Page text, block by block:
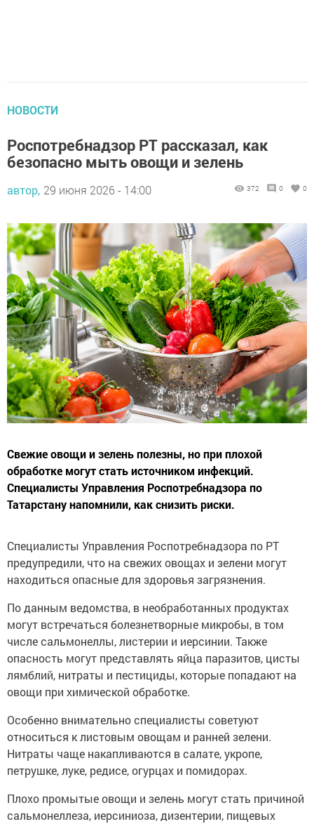
НОВОСТИ
Роспотребнадзор РТ рассказал, как
безопасно мыть овощи и зелень
автор, 29 июня 2026 - 14:00 372 0 0
Свежие овощи и зелень полезны, но при плохой
обработке могут стать источником инфекций.
Специалисты Управления Роспотребнадзора по
Татарстану напомнили, как снизить риски.
Специалисты Управления Роспотребнадзора по РТ
предупредили, что на свежих овощах и зелени могут
находиться опасные для здоровья загрязнения.
По данным ведомства, в необработанных продуктах
могут встречаться болезнетворные микробы, в том
числе сальмонеллы, листерии и иерсинии. Также
опасность могут представлять яйца паразитов, цисты
лямблий, нитраты и пестициды, которые попадают на
овощи при химической обработке.
Особенно внимательно специалисты советуют
относиться к листовым овощам и ранней зелени.
Нитраты чаще накапливаются в салате, укропе,
петрушке, луке, редисе, огурцах и помидорах.
Плохо промытые овощи и зелень могут стать причиной
сальмонеллеза, иерсиниоза, дизентерии, пищевых